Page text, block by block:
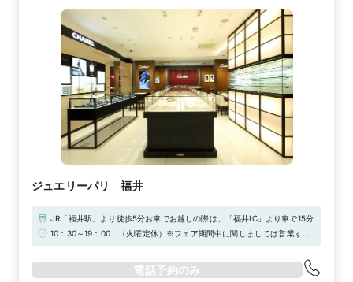
ジュエリーパリ 福井
JR「福井駅」より徒歩5分お車でお越しの際は、「福井IC」より車で15分
10：30～19：00 （火曜定休）※フェア期間中に関しましては営業する
電話予約のみ